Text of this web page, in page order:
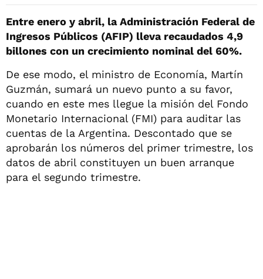
Entre enero y abril, la Administración Federal de
Ingresos Públicos (AFIP) lleva recaudados 4,9
billones con un crecimiento nominal del 60%.
De ese modo, el ministro de Economía, Martín
Guzmán, sumará un nuevo punto a su favor,
cuando en este mes llegue la misión del Fondo
Monetario Internacional (FMI) para auditar las
cuentas de la Argentina. Descontado que se
aprobarán los números del primer trimestre, los
datos de abril constituyen un buen arranque
para el segundo trimestre.